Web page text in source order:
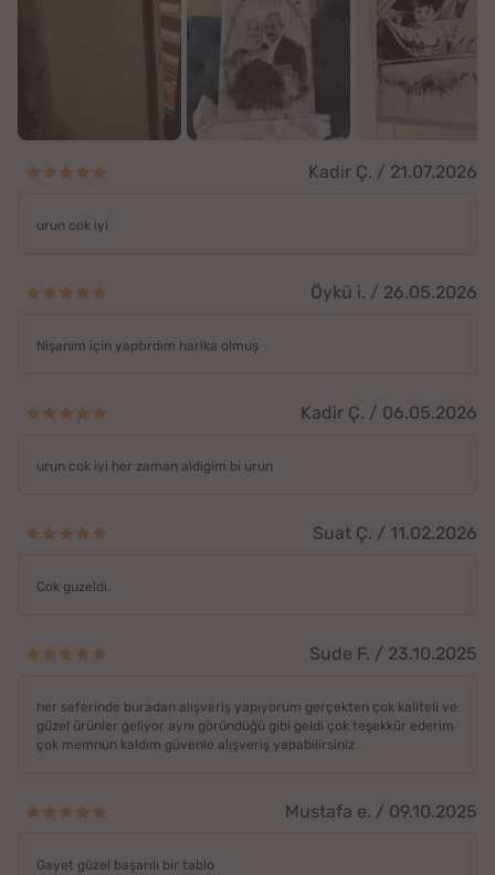
Kadir Ç. / 21.07.2026
urun cok iyi
Öykü i. / 26.05.2026
Nişanım için yaptırdım harika olmuş
Kadir Ç. / 06.05.2026
urun cok iyi her zaman aldigim bi urun
Suat Ç. / 11.02.2026
Cok guzeldi.
Sude F. / 23.10.2025
her seferinde buradan alışveriş yapıyorum gerçekten çok kaliteli ve
güzel ürünler geliyor aynı göründüğü gibi geldi çok teşekkür ederim
çok memnun kaldım güvenle alışveriş yapabilirsiniz
Mustafa e. / 09.10.2025
Gayet güzel başarılı bir tablo